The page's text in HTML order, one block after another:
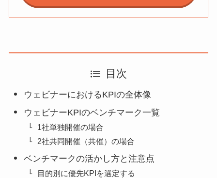
目次
ウェビナーにおけるKPIの全体像
ウェビナーKPIのベンチマーク一覧
1社単独開催の場合
2社共同開催（共催）の場合
ベンチマークの活かし方と注意点
目的別に優先KPIを選定する